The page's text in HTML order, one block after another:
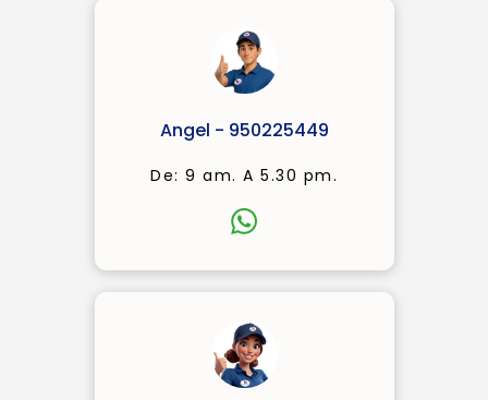
Angel - 950225449
De: 9 am. A 5.30 pm.